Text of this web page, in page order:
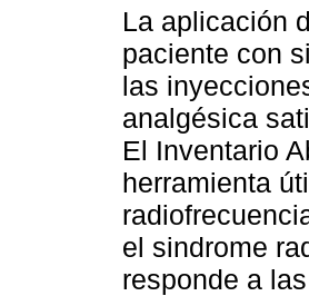
La aplicación
paciente con
las
analgésica
El Inventario
herramienta
el sindrome
responde a